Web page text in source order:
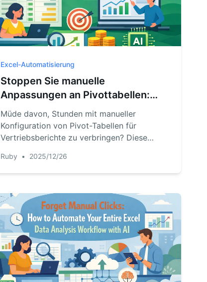
Excel-Automatisierung
Stoppen Sie manuelle
Anpassungen an Pivottabellen:
Automatisieren Sie die
Vertriebsanalyse mit Excel KI
Müde davon, Stunden mit manueller
Konfiguration von Pivot-Tabellen für
Vertriebsberichte zu verbringen? Diese
"Werte anzeigen als"-Einstellungen für
Rankings und Jahresvergleichsanalysen
Agenten verwenden, um dieselben
Ergebnisse in Sekunden zu erzielen.
Ruby • 2025/12/26